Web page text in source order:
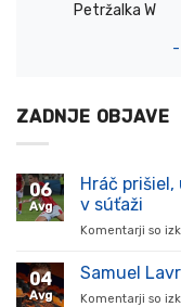
Petržalka W
ZADNJE OBJAVE
06
Avg
Hráč
v súťaži
Komentarji so
04
Avg
Samuel
Komentarji so